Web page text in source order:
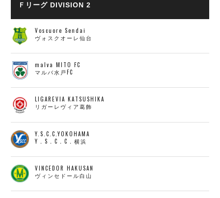
Ｆリーグ DIVISION 2
Voscuore Sendai
ヴォスクオーレ仙台
malva MITO FC
マルバ水戸FC
LIGAREVIA KATSUSHIKA
リガーレヴィア葛飾
Y.S.C.C.YOKOHAMA
Y．S．C．C．横浜
VINCEDOR HAKUSAN
ヴィンセドール白山